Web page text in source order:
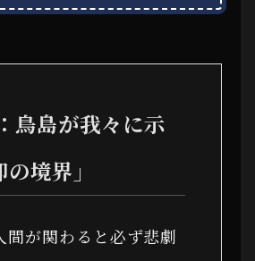
鳥島が我々に示
境界」
間が関わると必ず悲劇